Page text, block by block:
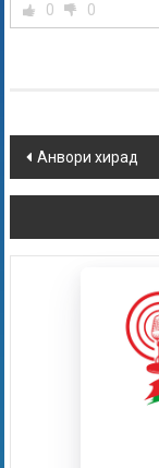
0 0
Анвори хирад